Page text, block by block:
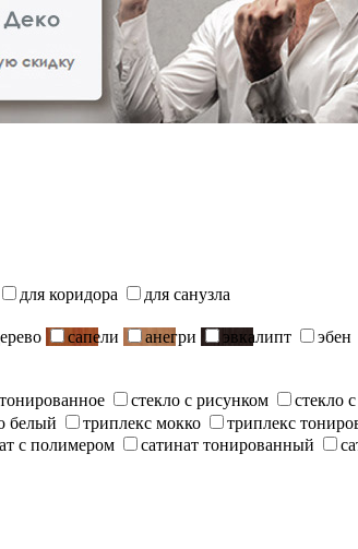
для коридора
для санузла
сапели анегри эвкалипт эбен
стекло с рисунком стекло
белый триплекс мокко триплекс
с полимером сатинат тонированный